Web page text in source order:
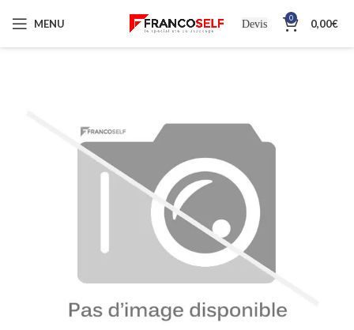
MENU Devis 0 0,00€